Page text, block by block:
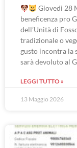
Giovedì 28
beneficenza pro
dell’Unità di
tradizionale o
gusto incontra la
sarà devoluto al
LEGGI TUTTO »
13 Maggio 2026